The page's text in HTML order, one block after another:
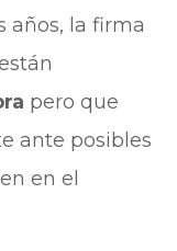
años, la firma
pero que
ante posibles
en el